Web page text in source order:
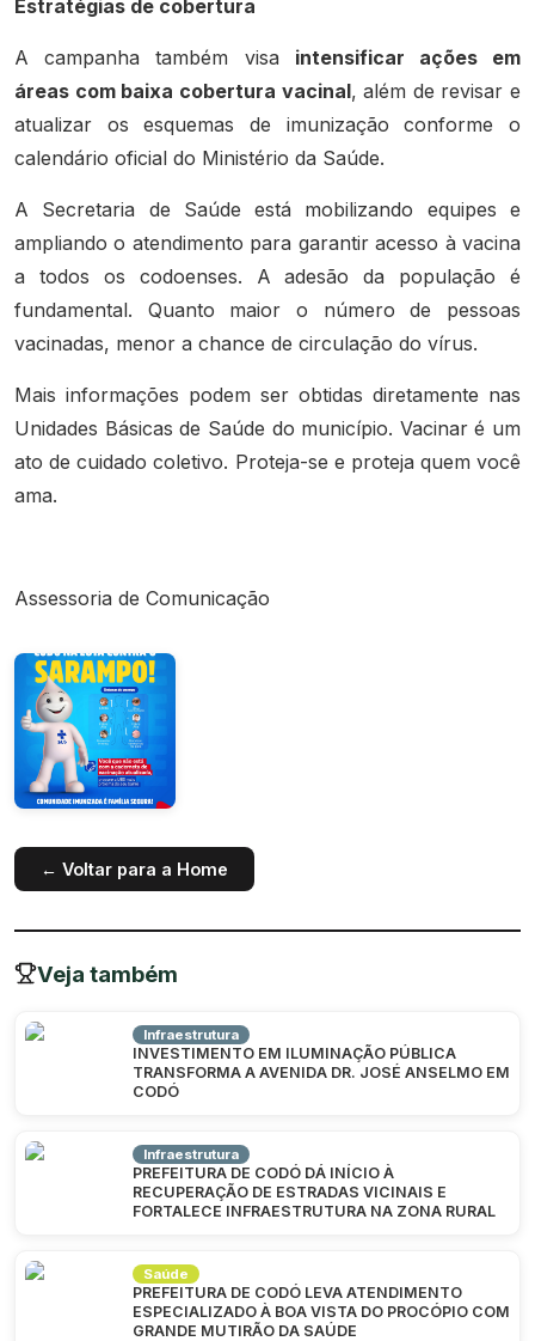
Estratégias de cobertura
A campanha também visa intensificar ações em
áreas com baixa cobertura vacinal, além de revisar e
atualizar os esquemas de imunização conforme o
calendário oficial do Ministério da Saúde.
A Secretaria de Saúde está mobilizando equipes e
ampliando o atendimento para garantir acesso à vacina
a todos os codoenses. A adesão da população é
fundamental. Quanto maior o número de pessoas
vacinadas, menor a chance de circulação do vírus.
Mais informações podem ser obtidas diretamente nas
Unidades Básicas de Saúde do município. Vacinar é um
ato de cuidado coletivo. Proteja-se e proteja quem você
ama.
Assessoria de Comunicação
← Voltar para a Home
Veja também
Infraestrutura
INVESTIMENTO EM ILUMINAÇÃO PÚBLICA
TRANSFORMA A AVENIDA DR. JOSÉ ANSELMO EM
CODÓ
Infraestrutura
PREFEITURA DE CODÓ DÁ INÍCIO À
RECUPERAÇÃO DE ESTRADAS VICINAIS E
FORTALECE INFRAESTRUTURA NA ZONA RURAL
Saúde
PREFEITURA DE CODÓ LEVA ATENDIMENTO
ESPECIALIZADO À BOA VISTA DO PROCÓPIO COM
GRANDE MUTIRÃO DA SAÚDE